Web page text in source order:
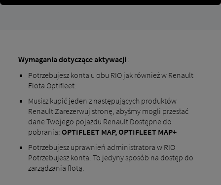
Wymagania dotyczące aktywacji :
Potrzebujesz konta u obu RIO jak również w Renault
Flota Optifleet.
Musisz kupić jeden z następujących produktów
Renault Zarezerwuj stronę, abyśmy mogli przesłać
dane Twojego pojazdu Renault Dostępne do
pobrania: OPTIFLEET MAP, OPTIFLEET MAP+
Potrzebujesz uprawnień administratora w RIO
Potrzebujesz konta. To jedyny sposób na dostęp do
zarządzania flotą.